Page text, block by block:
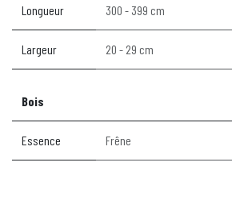
Longueur 300 - 399 cm
Largeur 20 - 29 cm
Bois
Essence Frêne